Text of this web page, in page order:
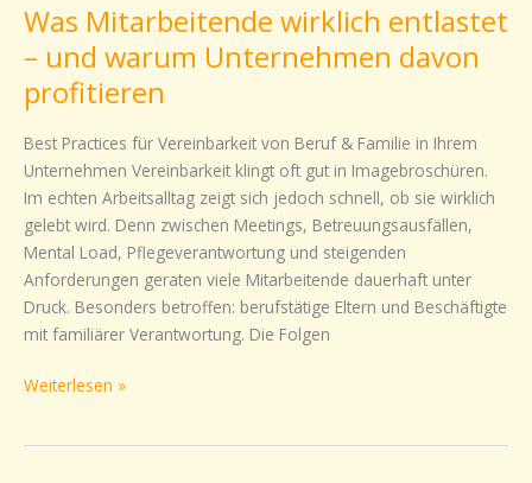
Was Mitarbeitende wirklich entlastet
– und warum Unternehmen davon
profitieren
Best Practices für Vereinbarkeit von Beruf & Familie in Ihrem
Unternehmen Vereinbarkeit klingt oft gut in Imagebroschüren.
Im echten Arbeitsalltag zeigt sich jedoch schnell, ob sie wirklich
gelebt wird. Denn zwischen Meetings, Betreuungsausfällen,
Mental Load, Pflegeverantwortung und steigenden
Anforderungen geraten viele Mitarbeitende dauerhaft unter
Druck. Besonders betroffen: berufstätige Eltern und Beschäftigte
mit familiärer Verantwortung. Die Folgen
wirklich
und
Unternehmen
davon
profitieren
Weiterlesen »